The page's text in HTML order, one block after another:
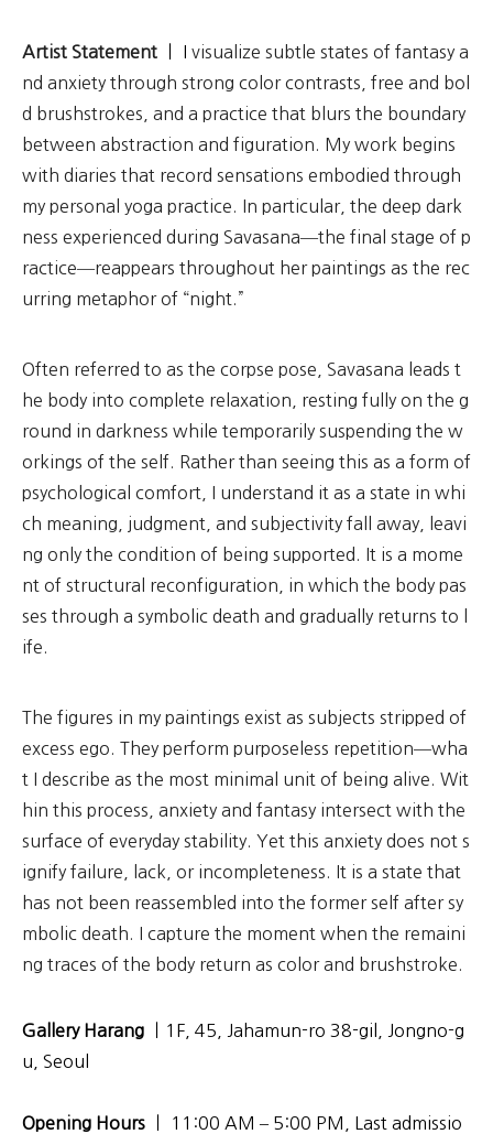
Artist Statement
visualize subtle states of fantasy a
nd anxiety through strong color contrasts, free and bol
d brushstrokes, and a practice that blurs the boundary
between abstraction and figuration. My work begins
with diaries that record sensations embodied through
my personal yoga practice. In particular, the deep dark
ness experienced during Savasana—the final stage of p
ractice—reappears throughout her paintings as the rec
urring metaphor of “night.”
Often referred to as the corpse pose, Savasana leads t
he body into complete relaxation, resting fully on the g
round in darkness while temporarily suspending the w
orkings of the self. Rather than seeing this as a form of
psychological comfort, I understand it as a state in whi
ch meaning, judgment, and subjectivity fall away, leavi
ng only the condition of being supported. It is a mome
nt of structural reconfiguration, in which the body pas
ses through a symbolic death and gradually returns to l
ife.
The figures in my paintings exist as subjects stripped of
excess ego. They perform purposeless repetition—wha
t I describe as the most minimal unit of being alive. Wit
hin this process, anxiety and fantasy intersect with the
surface of everyday stability. Yet this anxiety does not s
ignify failure, lack, or incompleteness. It is a state that
has not been reassembled into the former self after sy
mbolic death. I capture the moment when the remaini
ng traces of the body return as color and brushstroke.
Gallery Harang ㅣ1F, 45, Jahamun-ro 38-gil, Jongno-g
u, Seoul
Opening Hours ㅣ 11:00 AM – 5:00 PM,
Last admissio